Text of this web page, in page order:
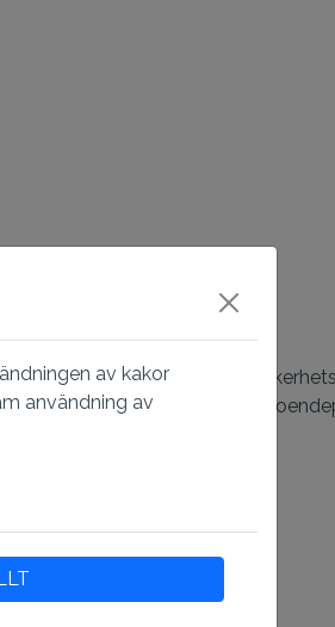
i enlighet med aktuella
till kompatibilitets- och
av kakor
användning av